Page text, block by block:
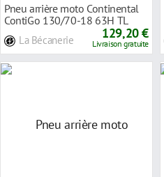
Pneu arrière moto Continental
ContiGo 130/70-18 63H TL
La Bécanerie 129,20 €
Livraison gratuite